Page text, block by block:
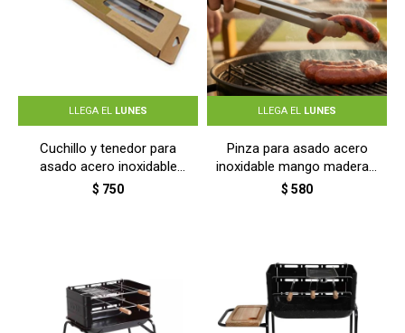
LLEGA EL LUNES
Cuchillo y tenedor para
asado acero inoxidable
mango madera - MADERA
$ 750
LLEGA EL LUNES
Pinza para asado acero
inoxidable mango madera -
TERRACOTA
$ 580